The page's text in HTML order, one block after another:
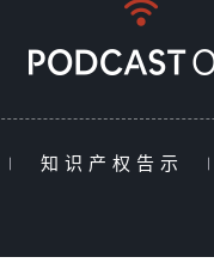
| 知识产权告示 |